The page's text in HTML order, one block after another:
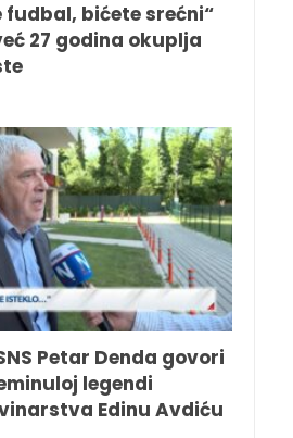
fudbal, bićete srećni“
27 godina okuplja
Petar Denda govori
legendi
Edinu Avdiću